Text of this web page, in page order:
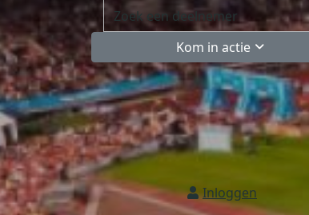
Kom in actie
Inloggen